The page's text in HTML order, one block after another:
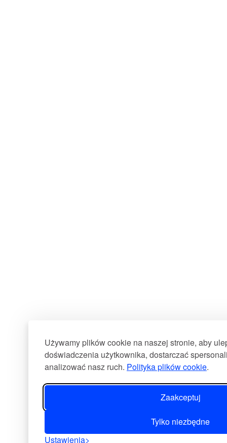
Używamy plików cookie na naszej stronie, aby
doświadczenia użytkownika, dostarczać
analizować nasz ruch. Polityka plików cookie.
Zaakceptuj
Tylko niezbędne
Ustawienia